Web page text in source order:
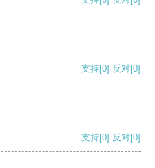
支持[0] 反对[0]
支持[0] 反对[0]